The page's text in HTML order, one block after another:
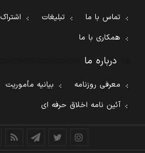
تماس با ما تبلیغات اشتراک
همکاری با ما
درباره ما
معرفی روزنامه
بیانیه مأموریت
آئین نامه اخلاق حرفه ای